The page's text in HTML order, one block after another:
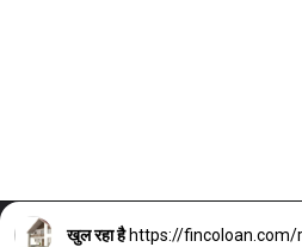
खुल रहा है